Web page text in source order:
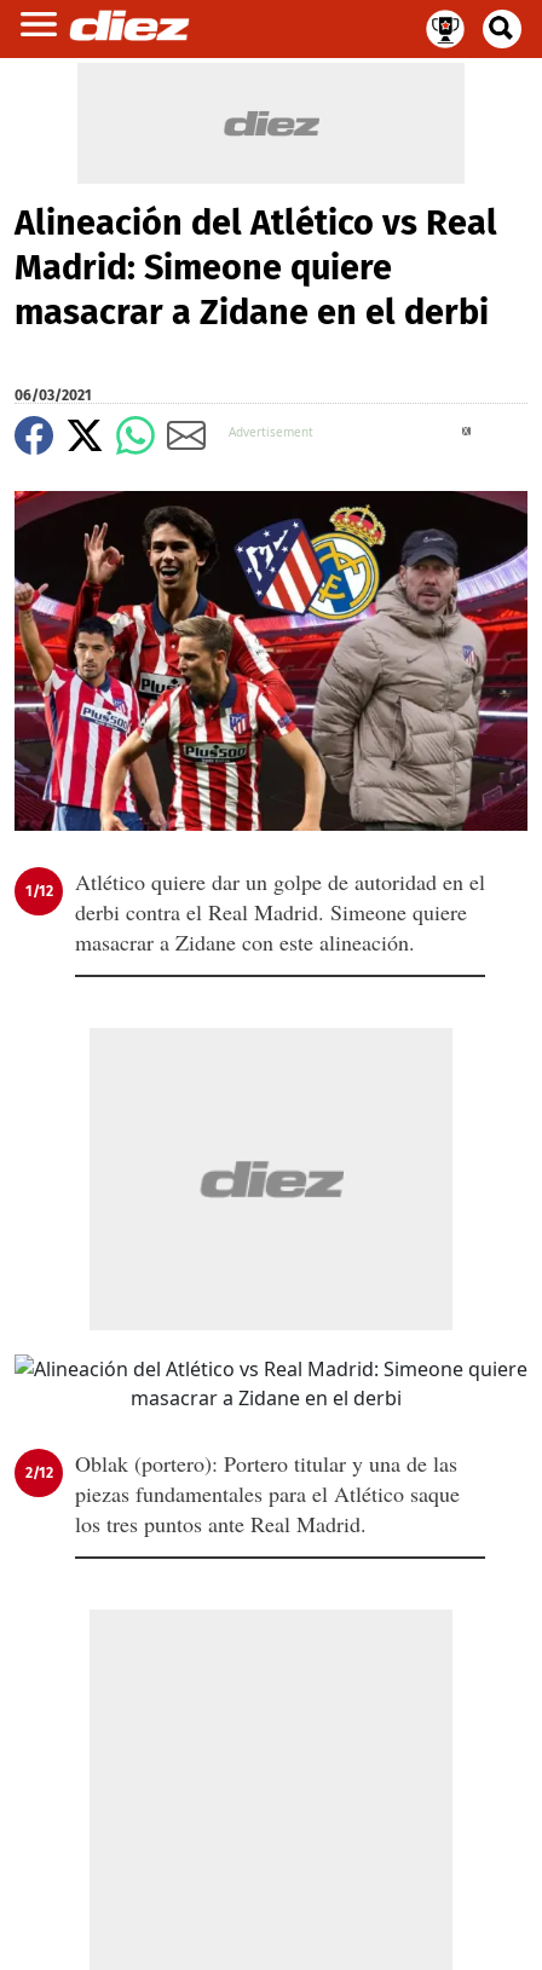
Alineación del Atlético vs Real
Madrid: Simeone quiere
masacrar a Zidane en el derbi
06/03/2021
1/12
Atlético quiere dar un golpe de autoridad en el
derbi contra el Real Madrid. Simeone quiere
masacrar a Zidane con este alineación.
2/12
Oblak (portero): Portero titular y una de las
piezas fundamentales para el Atlético saque
los tres puntos ante Real Madrid.
X